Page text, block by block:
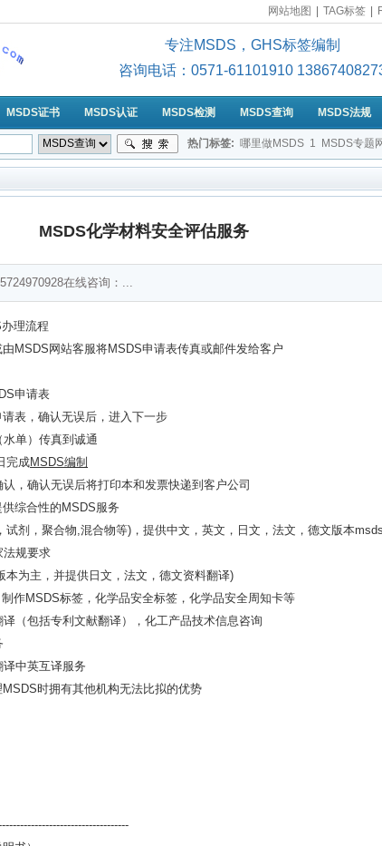
网站地图 TAG标签
专注MSDS，GHS标签编制
咨询电话：0571-61101910
MSDS证书 MSDS认证 MSDS检测 MSDS查询 MSDS法规
热门标签: 哪里做MSDS 1 MSDS专题
MSDS化学材料安全评估服务
在线咨询： ...
理流程
MSDS网站客服将MSDS申请表传真或邮件发给客户
申请表
表，确认无误后，进入下一步
单）传真到诚通
完成MSDS编制
，确认无误后将打印本和发票快递到客户公司
综合性的MSDS服务
试剂，聚合物,混合物等)，提供中文，英文，日文，法文，德文版本
法规要求
本为主，并提供日文，法文，德文资料翻译)
作MSDS标签，化学品安全标签，化学品安全周知卡等
（包括专利文献翻译），化工产品技术信息咨询
中英互译服务
时拥有其他机构无法比拟的优势